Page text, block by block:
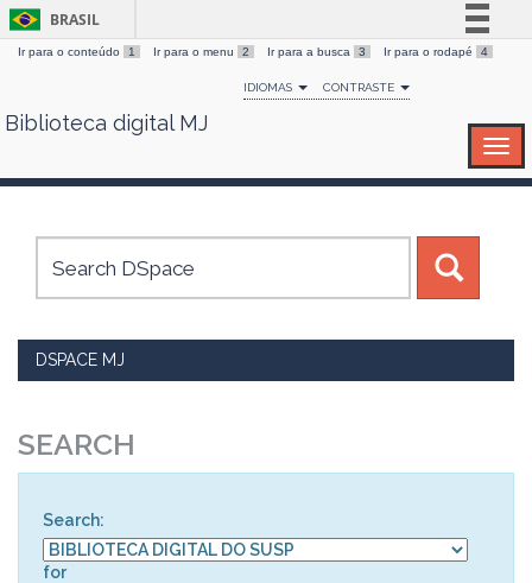
Skip
BRASIL
Simplifique!
Comunica BR
Canais
Ir para o conteúdo 1 Ir para o menu 2 Ir para a busca 3 Ir para o rodapé 4
IDIOMAS CONTRASTE
Biblioteca digital MJ
DSPACE MJ
SEARCH
Search:
for